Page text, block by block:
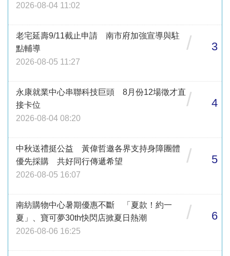
2026-08-04 11:02
老宅延壽9/11截止申請 南市府加強宣導與駐
點輔導
2026-08-05 11:27
/ 3
永康就業中心串聯科技巨頭 8月份12場徵才直
接卡位
2026-08-04 08:20
/ 4
中秋送禮挺公益 黃偉哲邀各界支持身障團體
優先採購 共好同行傳遞希望
2026-08-05 16:07
/ 5
南紡購物中心暑期優惠不斷 「夏款！約一
夏」、寶可夢30th快閃店掀夏日熱潮
2026-08-06 16:25
/ 6